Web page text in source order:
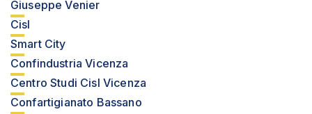
Giuseppe Venier
Cisl
Smart City
Confindustria Vicenza
Centro Studi Cisl Vicenza
Confartigianato Bassano